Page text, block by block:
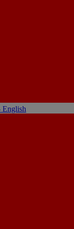
English